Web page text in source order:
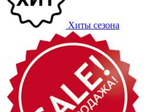
Хиты сезона